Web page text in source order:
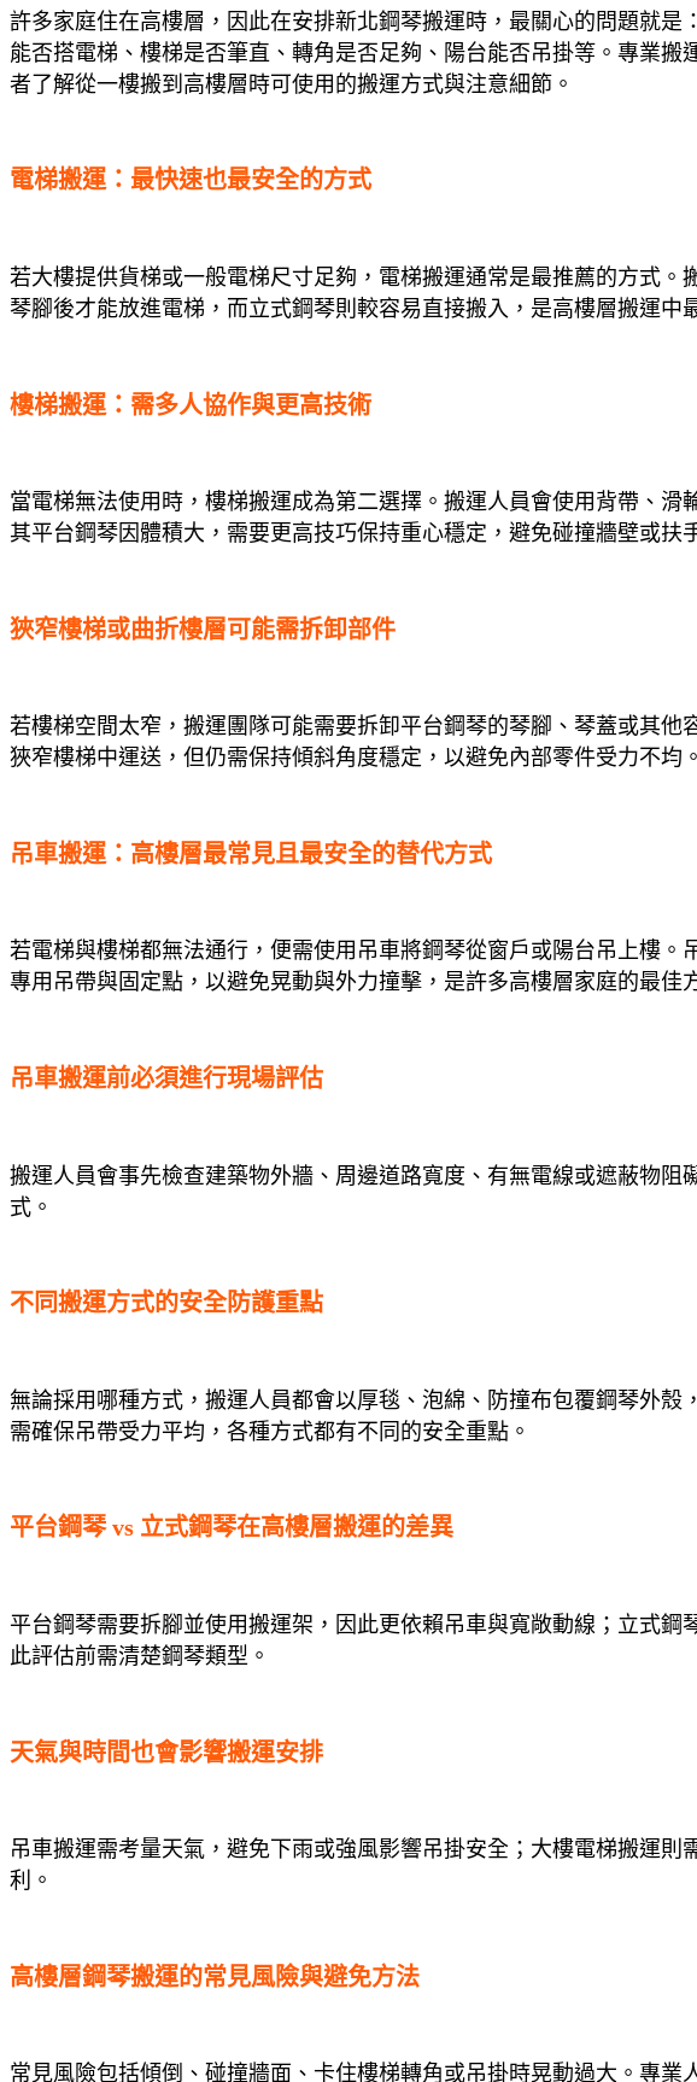
許多家庭住在高樓層，因此在安排新北鋼琴搬運時，最關心的問題就
能否搭電梯、樓梯是否筆直、轉角是否足夠、陽台能否吊掛等。專業
者了解從一樓搬到高樓層時可使用的搬運方式與注意細節。
電梯搬運：最快速也最安全的方式
若大樓提供貨梯或一般電梯尺寸足夠，電梯搬運通常是最推薦的方式
琴腳後才能放進電梯，而立式鋼琴則較容易直接搬入，是高樓層搬運中
樓梯搬運：需多人協作與更高技術
當電梯無法使用時，樓梯搬運成為第二選擇。搬運人員會使用背帶、
其平台鋼琴因體積大，需要更高技巧保持重心穩定，避免碰撞牆壁或扶
狹窄樓梯或曲折樓層可能需拆卸部件
若樓梯空間太窄，搬運團隊可能需要拆卸平台鋼琴的琴腳、琴蓋或其
狹窄樓梯中運送，但仍需保持傾斜角度穩定，以避免內部零件受力不均。
吊車搬運：高樓層最常見且最安全的替代方式
若電梯與樓梯都無法通行，便需使用吊車將鋼琴從窗戶或陽台吊上樓
專用吊帶與固定點，以避免晃動與外力撞擊，是許多高樓層家庭的最佳
吊車搬運前必須進行現場評估
搬運人員會事先檢查建築物外牆、周邊道路寬度、有無電線或遮蔽物
式。
不同搬運方式的安全防護重點
無論採用哪種方式，搬運人員都會以厚毯、泡綿、防撞布包覆鋼琴外
需確保吊帶受力平均，各種方式都有不同的安全重點。
平台鋼琴 vs 立式鋼琴在高樓層搬運的差異
平台鋼琴需要拆腳並使用搬運架，因此更依賴吊車與寬敞動線；立式
此評估前需清楚鋼琴類型。
天氣與時間也會影響搬運安排
吊車搬運需考量天氣，避免下雨或強風影響吊掛安全；大樓電梯搬運
利。
高樓層鋼琴搬運的常見風險與避免方法
常見風險包括傾倒、碰撞牆面、卡住樓梯轉角或吊掛時晃動過大。專